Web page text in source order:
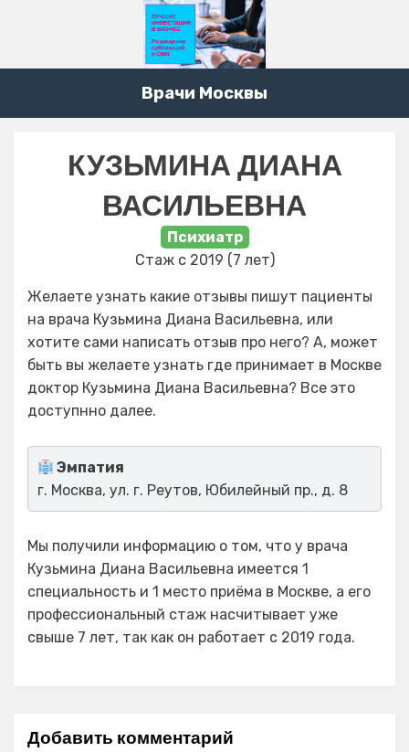
Врачи Москвы
КУЗЬМИНА ДИАНА
ВАСИЛЬЕВНА
Психиатр
Стаж с 2019 (7 лет)
Желаете узнать какие отзывы пишут пациенты
на врача Кузьмина Диана Васильевна, или
хотите сами написать отзыв про него? А, может
быть вы желаете узнать где принимает в Москве
доктор Кузьмина Диана Васильевна? Все это
доступнно далее.
Эмпатия
г. Москва, ул. г. Реутов, Юбилейный пр., д. 8
Мы получили информацию о том, что у врача
Кузьмина Диана Васильевна имеется 1
специальность и 1 место приёма в Москве, а его
профессиональный стаж насчитывает уже
свыше 7 лет, так как он работает с 2019 года.
Добавить комментарий